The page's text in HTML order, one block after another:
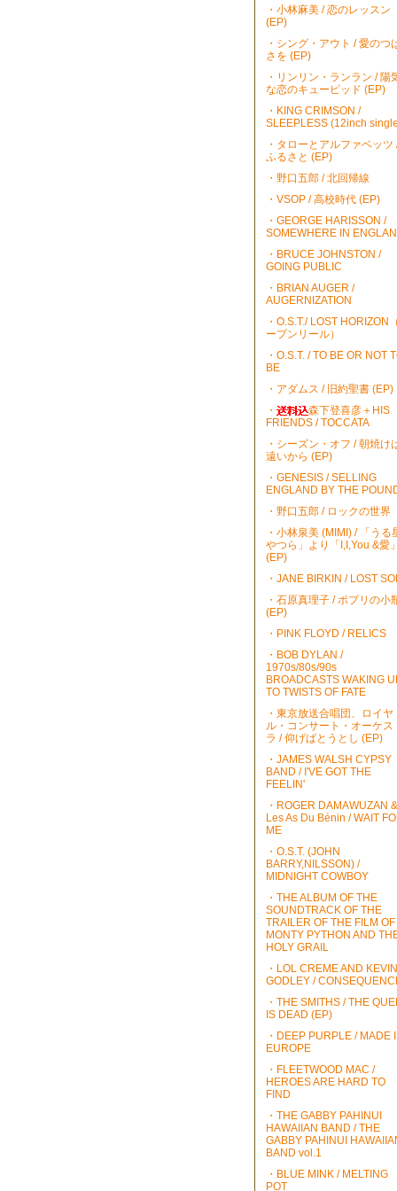
・小林麻美 / 恋のレッスン
(EP)
・シング・アウト / 愛のつ
さを (EP)
・リンリン・ランラン / 陽
な恋のキューピッド (EP)
・KING CRIMSON /
SLEEPLESS (12inch
・タローとアルファベッツ
ふるさと (EP)
・野口五郎 / 北回帰線
・VSOP / 高校時代 (EP)
・GEORGE HARISSON /
SOMEWHERE IN
・BRUCE JOHNSTON /
GOING PUBLIC
・BRIAN AUGER /
AUGERNIZATION
・O.S.T./ LOST HORIZON
ープンリール）
・O.S.T. / TO BE OR NOT
BE
・アダムス / 旧約聖書 (EP)
・
森下登喜彦＋HIS
FRIENDS / TOCCATA
・シーズン・オフ / 朝焼け
遠いから (EP)
・GENESIS / SELLING
ENGLAND BY THE
・野口五郎 / ロックの世界
・小林泉美 (MIMI) / 「うる
やつら」より「I,I,You &愛」
(EP)
・JANE BIRKIN / LOST
・石原真理子 / ポプリの小
(EP)
・PINK FLOYD / RELICS
・BOB DYLAN /
1970s/80s/90s
BROADCASTS WAKING
TO TWISTS OF FATE
・東京放送合唱団、ロイヤ
ル・コンサート・オーケス
ラ / 仰げばとうとし (EP)
・JAMES WALSH CYPSY
BAND / I'VE GOT THE
FEELIN'
・ROGER DAMAWUZAN &
Les As Du Bénin / WAIT
ME
・O.S.T. (JOHN
BARRY,NILSSON) /
MIDNIGHT COWBOY
・THE ALBUM OF THE
SOUNDTRACK OF THE
TRAILER OF THE FILM OF
MONTY PYTHON AND
HOLY GRAIL
・LOL CREME AND KEVIN
GODLEY /
・THE SMITHS / THE
IS DEAD (EP)
・DEEP PURPLE / MADE
EUROPE
・FLEETWOOD MAC /
HEROES ARE HARD TO
FIND
・THE GABBY PAHINUI
HAWAIIAN BAND / THE
GABBY PAHINUI
BAND vol.1
・BLUE MINK / MELTING
POT